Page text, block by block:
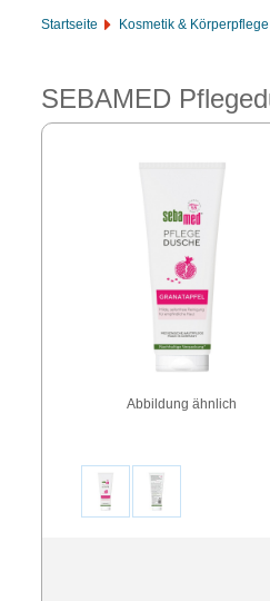
Startseite Kosmetik & Körperpflege
SEBAMED
Abbildung ähnlich